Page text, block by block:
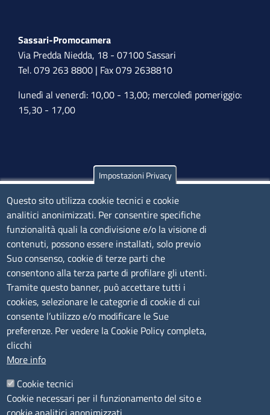
Sassari-Promocamera
Via Predda Niedda, 18 - 07100 Sassari
Tel. 079 263 8800 | Fax 079 2638810
lunedì al venerdì: 10,00 - 13,00; mercoledì pomeriggio:
15,30 - 17,00
Olbia
Via Nanni 43 - 07026 Olbia
Tel. 0789 66122 | 0789 69580
mail:ufficio.olbia@ss.camcom.it
lunedì al venerdì: 9,00 - 12,00; lunedì pomeriggio: 16,00
- 17,00
CONTATTI
Camera di Commercio, Industria, Artigianato e
Agricoltura di Sassari
P.IVA01047570906
Codice Fiscale 80000930901
Impostazioni Privacy
Questo sito utilizza cookie tecnici e cookie
analitici anonimizzati. Per consentire specifiche
funzionalità quali la condivisione e/o la visione di
contenuti, possono essere installati, solo previo
Suo consenso, cookie di terze parti che
consentono alla terza parte di profilare gli utenti.
Tramite questo banner, può accettare tutti i
cookies, selezionare le categorie di cookie di cui
consente l’utilizzo e/o modificare le Sue
preferenze. Per vedere la Cookie Policy completa,
clicchi
More info
Cookie tecnici
Cookie necessari per il funzionamento del sito e